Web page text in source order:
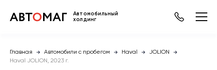
Автомобильный
холдинг
Главная Автомобили с пробегом Haval
JOLION
Haval JOLION, 2023 г.